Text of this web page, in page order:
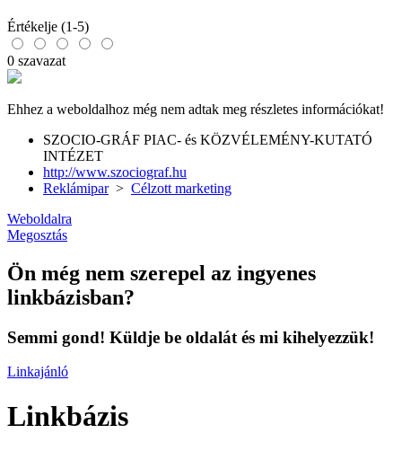
Értékelje (1-5)
0 szavazat
Ehhez a weboldalhoz még nem adtak meg részletes információkat!
SZOCIO-GRÁF PIAC- és KÖZVÉLEMÉNY-KUTATÓ
INTÉZET
http://www.szociograf.hu
Reklámipar> Célzott marketing
Weboldalra
Megosztás
Ön még nem szerepel az ingyenes
linkbázisban?
Semmi gond! Küldje be oldalát és mi kihelyezzük!
Linkajánló
Linkbázis